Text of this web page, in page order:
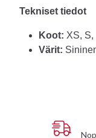
Tekniset tiedot
Koot: XS, S,
Värit: